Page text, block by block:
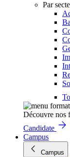
Par
Découvre nos
Candidate
Campus
Campus